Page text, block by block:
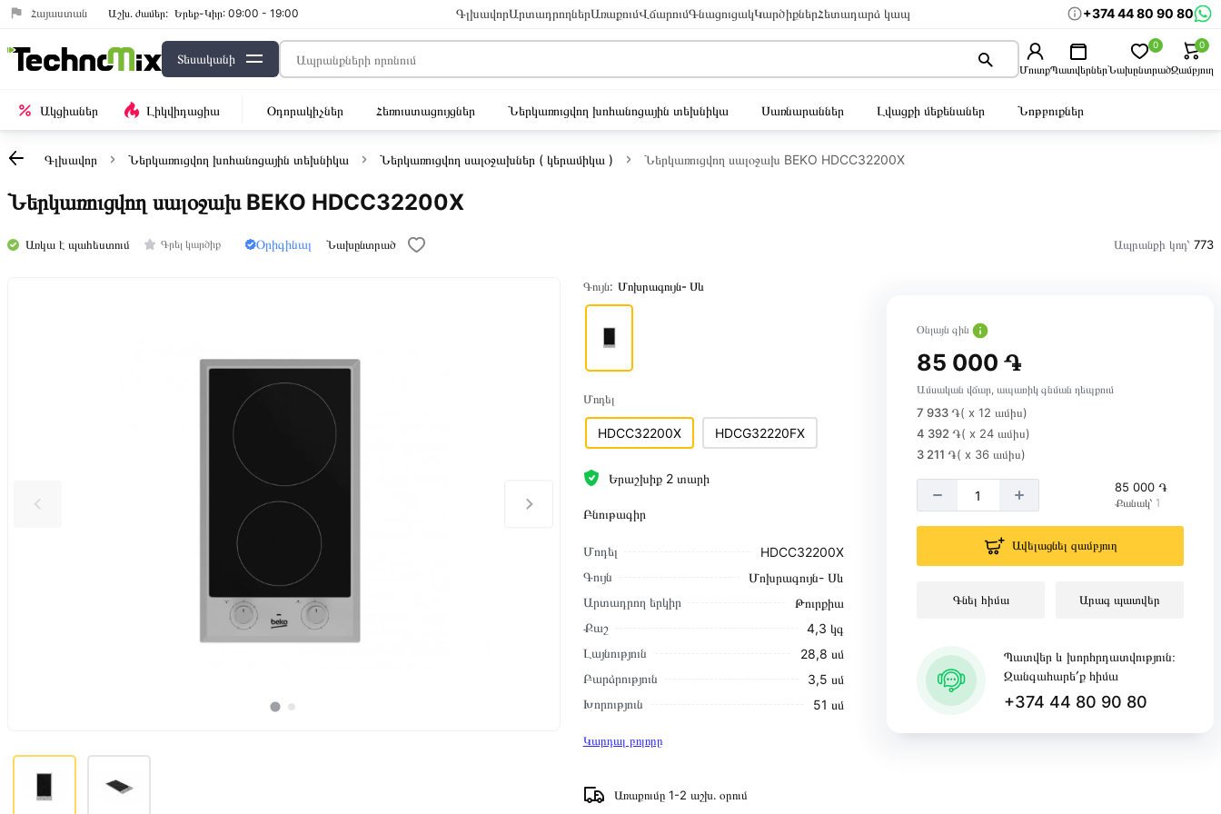
Հայաստան Աշխ․ ժամեր: Երեք-Կիր: 09:00 - 19:00 ԳլխավորԱրտադրողներԱռաքումՎճարումԳնացուցակԿարծիքներՀետադարձ կապ +374 44 80 90 80
Տեսականի
ՄուտքՊատվերներՆախընտրած
0
Զամբյուղ
0
Ակցիաներ Լիկվիդացիա Օդորակիչներ Հեռուստացույցներ Ներկառուցվող խոհանոցային տեխնիկա Սառնարաններ Լվացքի մեքենաներ Նոթբուքներ
Գլխավոր Ներկառուցվող խոհանոցային տեխնիկա Ներկառուցվող սալօջախներ ( կերամիկա ) Ներկառուցվող սալօջախ BEKO HDCC32200X
Ներկառուցվող սալօջախ BEKO HDCC32200X
Առկա է պահեստում Գրել կարծիք Օրիգինալ Նախընտրած Ապրանքի կոդ՝ 773
Գույն: Մոխրագույն- Սև
Մոդել
HDCC32200X HDCG32220FX
Երաշխիք 2 տարի
Բնութագիր
Մոդել
HDCC32200X
Գույն
Մոխրագույն- Սև
Արտադրող երկիր
Թուրքիա
Քաշ
4,3 կգ
Լայնություն
28,8 սմ
Բարձրություն
3,5 սմ
Խորություն
51 սմ
Կարդալ բոլորը
Առաքումը 1-2 աշխ․ օրում
Օնլայն գին
85 000 ֏
Ամսական վճար, ապառիկ գնման դեպքում
7 933 ֏( x 12 ամիս)
4 392 ֏( x 24 ամիս)
3 211 ֏( x 36 ամիս)
85 000 ֏
Քանակ՝ 1
Ավելացնել զամբյուղ
Գնել հիմա Արագ պատվեր
Պատվեր և խորհրդատվություն։
Զանգահարե՛ք հիմա
+374 44 80 90 80